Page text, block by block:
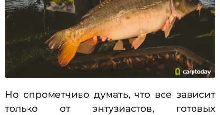
Но опрометчиво думать, что все зависит
только от энтузиастов, готовых